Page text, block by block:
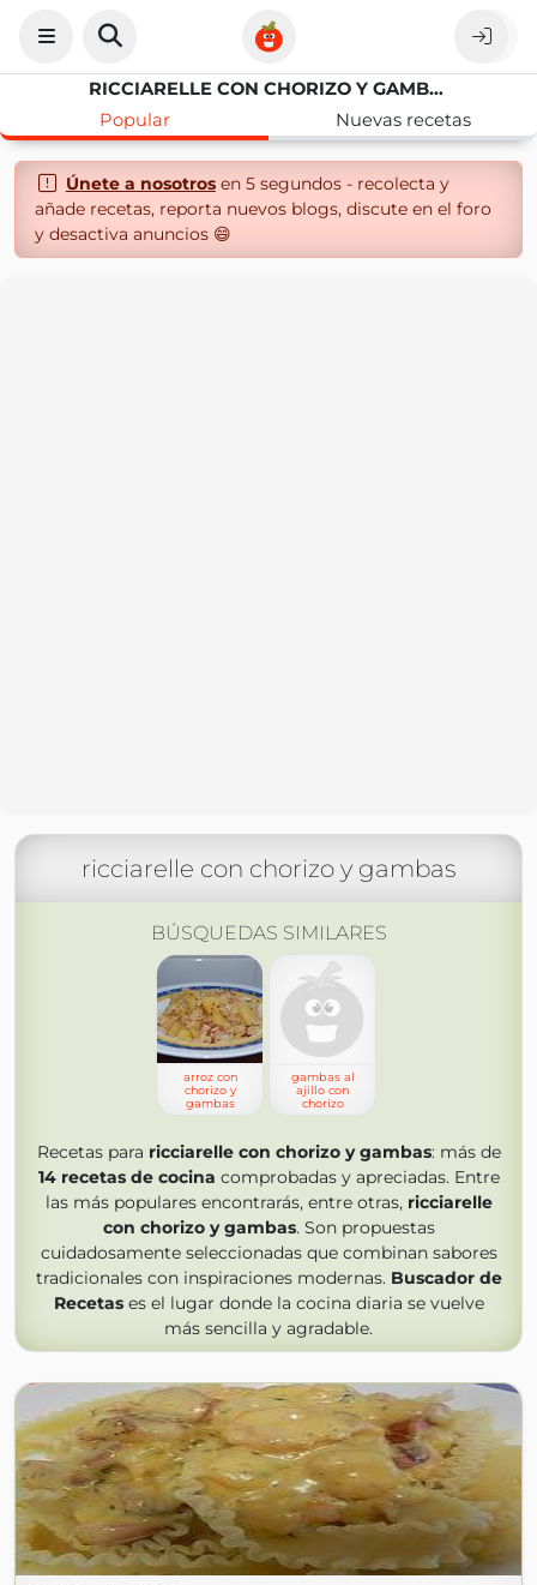
RICCIARELLE CON CHORIZO Y GAMBAS
Popular
Nuevas recetas
Únete a nosotrosen 5 segundos - recolecta y
añade recetas, reporta nuevos blogs, discute en el foro
y desactiva anuncios 😄
ricciarelle con chorizo y gambas
BÚSQUEDAS SIMILARES
arroz con
chorizo y
gambas
gambas al
ajillo con
chorizo
Recetas para ricciarelle con chorizo y gambas: más de
14 recetas de cocina comprobadas y apreciadas. Entre
las más populares encontrarás, entre otras, ricciarelle
con chorizo y gambas. Son propuestas
cuidadosamente seleccionadas que combinan sabores
tradicionales con inspiraciones modernas. Buscador de
Recetases el lugar donde la cocina diaria se vuelve
más sencilla y agradable.